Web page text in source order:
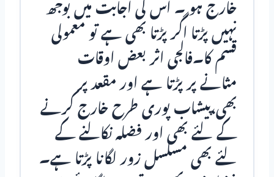
خارج ہو ۔ اس کی اجابت میں بوجھ
نہیں پڑتا اگر پڑتا بھی ہے تو معمولی
قسم کا۔فالجی اثر بعض اوقات
مثانے پر پڑتا ہے اور مقعد پر
بھی،پیشاب پوری طرح خارج کرنے
کے لئے بھی اور فضلہ نکالنے کے
لئے بھی مسلسل زور لگانا پڑتا ہے۔